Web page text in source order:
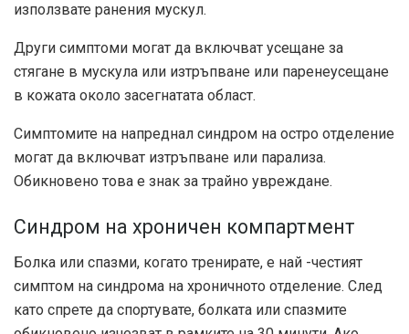
използвате ранения мускул.
Други симптоми могат да включват усещане за
стягане в мускула или изтръпване или паренеусещане
в кожата около засегнатата област.
Симптомите на напреднал синдром на остро отделение
могат да включват изтръпване или парализа.
Обикновено това е знак за трайно увреждане.
Синдром на хроничен компартмент
Болка или спазми, когато тренирате, е най -честият
симптом на синдрома на хроничното отделение. След
като спрете да спортувате, болката или спазмите